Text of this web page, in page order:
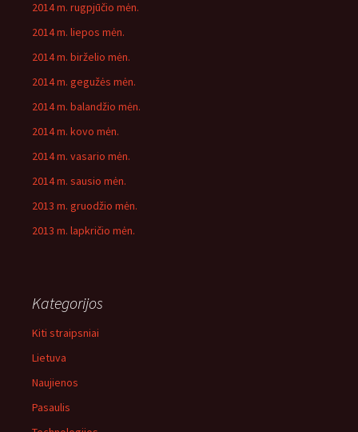
2014 m. rugpjūčio mėn.
2014 m. liepos mėn.
2014 m. birželio mėn.
2014 m. gegužės mėn.
2014 m. balandžio mėn.
2014 m. kovo mėn.
2014 m. vasario mėn.
2014 m. sausio mėn.
2013 m. gruodžio mėn.
2013 m. lapkričio mėn.
Kategorijos
Kiti straipsniai
Lietuva
Naujienos
Pasaulis